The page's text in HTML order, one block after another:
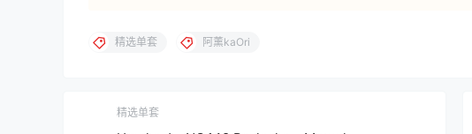
精选单套 阿薰kaOri
精选单套